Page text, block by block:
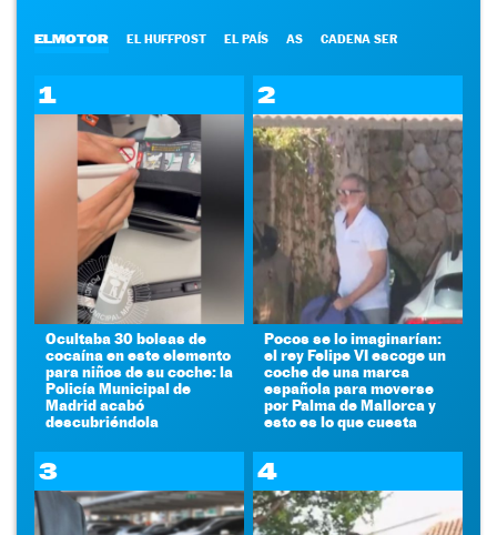
ELMOTOR EL HUFFPOST EL PAÍS AS CADENA SER
1
Ocultaba 30 bolsas de
cocaína en este elemento
para niños de su coche: la
Policía Municipal de
Madrid acabó
descubriéndola
2
Pocos se lo imaginarían:
el rey Felipe VI escoge un
coche de una marca
española para moverse
por Palma de Mallorca y
esto es lo que cuesta
3 4